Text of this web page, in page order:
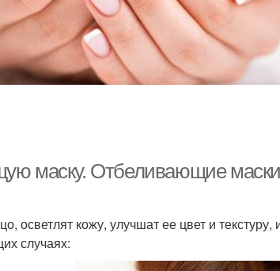
маску. Отбеливающие
осветлят кожу, улучшат ее цвет и
случаях: